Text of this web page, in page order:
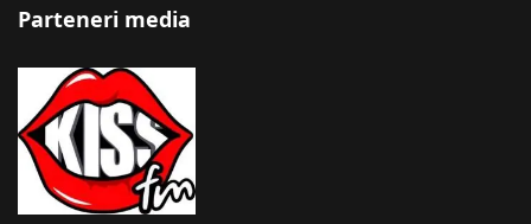
Parteneri media